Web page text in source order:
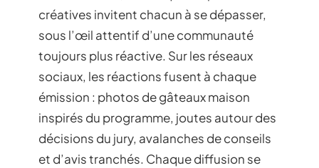
créatives invitent chacun à se dépasser,
sous l’œil attentif d’une communauté
toujours plus réactive. Sur les réseaux
sociaux, les réactions fusent à chaque
émission : photos de gâteaux maison
inspirés du programme, joutes autour des
décisions du jury, avalanches de conseils
et d’avis tranchés. Chaque diffusion se